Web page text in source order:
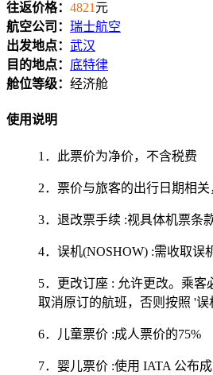
往返价格： 4821 元
航空公司： 瑞士航空
出发地点： 武汉
目的地点： 底特律
舱位等级： 经济舱
使用说明
1．此票价为净价，不含税费
2．票价与旅客的出行日期相
3．退改票手续 :视具体机票条
4．误机(NOSHOW) :需收取误
5．更改订座 : 允许更改。乘客
取消原订的航班，否则按照 '误
6．儿童票价 :成人票价的75%
7．婴儿票价 :使用 IATA 公布